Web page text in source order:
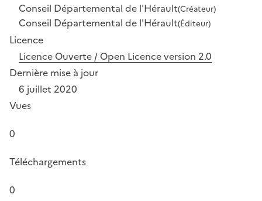
Conseil Départemental de l'Hérault(Créateur)
Conseil Départemental de l'Hérault(Éditeur)
Licence
Licence Ouverte / Open Licence version 2.0
Dernière mise à jour
6 juillet 2020
Vues
0
Téléchargements
0